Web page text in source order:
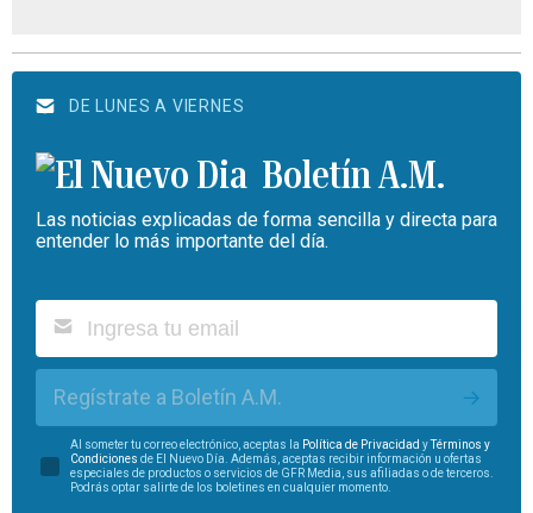
DE LUNES A VIERNES
Boletín A.M.
Las noticias explicadas de forma sencilla y directa para
entender lo más importante del día.
Regístrate a Boletín A.M.
Al someter tu correo electrónico, aceptas la Política de Privacidad yTérminos y
Condiciones de El Nuevo Día. Además, aceptas recibir información u ofertas
especiales de productos o servicios de GFR Media, sus afiliadas o de terceros.
Podrás optar salirte de los boletines en cualquier momento.